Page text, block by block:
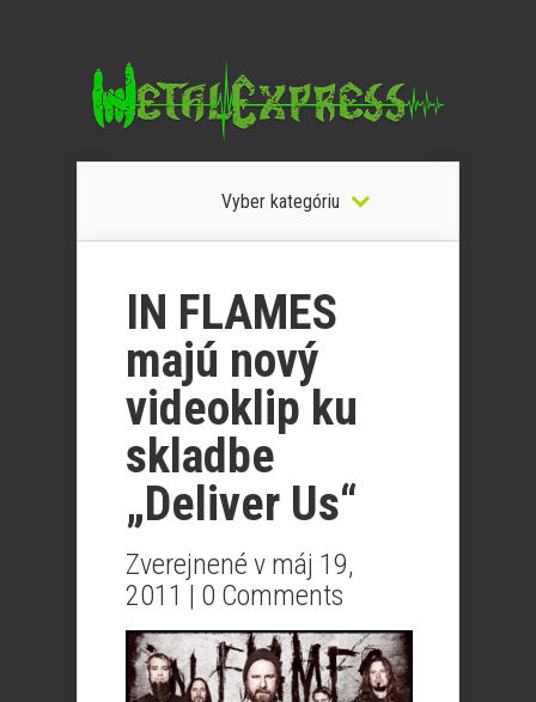
Vyber kategóriu
IN FLAMES
majú nový
videoklip ku
skladbe
„Deliver Us“
Zverejnené v máj 19,
2011 | 0 Comments